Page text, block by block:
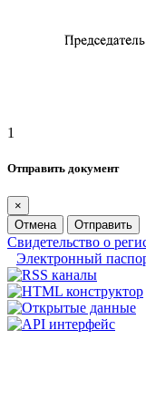
1
Отправить документ
×
Отмена
Отправить
Свидетельство о
Электронный